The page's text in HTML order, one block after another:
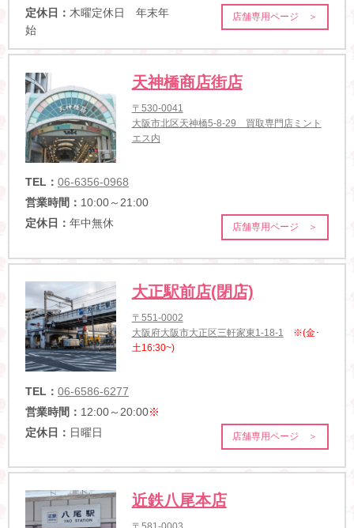
定休日： 木曜定休日 年末年
始
店舗専用ページ ＞
天神橋商店街店
〒530-0041
大阪市北区天神橋5-8-29 買取専門店ミント
エス内
TEL： 06-6356-0968
営業時間： 10:00～21:00
定休日： 年中無休 店舗専用ページ ＞
大正駅前店(閉店)
〒551-0002
大阪府大阪市大正区三軒家東1-18-1
※(金･
土16:30~)
TEL： 06-6586-6277
営業時間： 12:00～20:00※
定休日： 日曜日 店舗専用ページ ＞
近鉄八尾本店